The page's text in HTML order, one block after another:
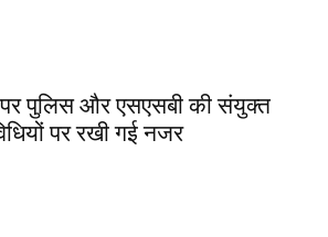
पर पुलिस और एसएसबी की संयुक्त
पर रखी गई नजर